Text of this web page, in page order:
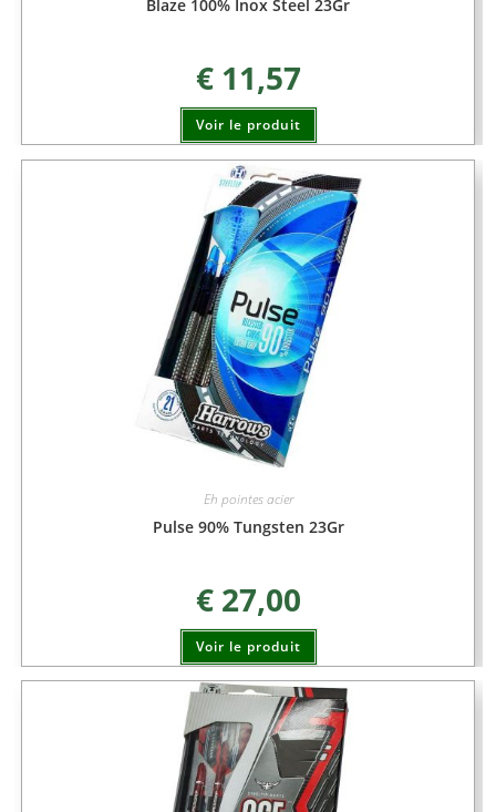
Blaze 100% Inox Steel 23Gr
€11,57
Voir le produit
Eh pointes acier
Pulse 90% Tungsten 23Gr
€27,00
Voir le produit